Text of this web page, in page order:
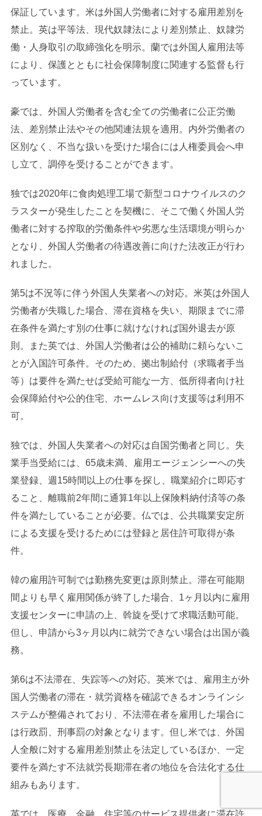
保証しています。米は外国人労働者に対する雇用差別を
禁止。英は平等法、現代奴隷法により差別禁止、奴隷労
働・人身取引の取締強化を明示。蘭では外国人雇用法等
により、保護とともに社会保障制度に関連する監督も行
っています。
豪では、外国人労働者を含む全ての労働者に公正労働
法、差別禁止法やその他関連法規を適用。内外労働者の
区別なく、不当な扱いを受けた場合には人権委員会へ申
し立て、調停を受けることができます。
独では2020年に食肉処理工場で新型コロナウイルスのク
ラスターが発生したことを契機に、そこで働く外国人労
働者に対する搾取的労働条件や劣悪な生活環境が明らか
となり、外国人労働者の待遇改善に向けた法改正が行わ
れました。
第5は不況等に伴う外国人失業者への対応。米英は外国人
労働者が失職した場合、滞在資格を失い、期限までに滞
在条件を満たす別の仕事に就けなければ国外退去が原
則。また英では、外国人労働者は公的補助に頼らないこ
とが入国許可条件。そのため、拠出制給付（求職者手当
等）は要件を満たせば受給可能な一方、低所得者向け社
会保障給付や公的住宅、ホームレス向け支援等は利用不
可。
独では、外国人失業者への対応は自国労働者と同じ。失
業手当受給には、65歳未満、雇用エージェンシーへの失
業登録、週15時間以上の仕事を探し、職業紹介に即応す
ること、離職前2年間に通算1年以上保険料納付済等の条
件を満たしていることが必要。仏では、公共職業安定所
による支援を受けるためには登録と居住許可取得が条
件。
韓の雇用許可制では勤務先変更は原則禁止。滞在可能期
間よりも早く雇用関係が終了した場合、1ヶ月以内に雇用
支援センターに申請の上、斡旋を受けて求職活動可能。
但し、申請から3ヶ月以内に就労できない場合は出国が義
務。
第6は不法滞在、失踪等への対応。英米では、雇用主が外
国人労働者の滞在・就労資格を確認できるオンラインシ
ステムが整備されており、不法滞在者を雇用した場合に
は行政罰、刑事罰の対象となります。但し米では、外国
人全般に対する雇用差別禁止を法定しているほか、一定
要件を満たす不法就労長期滞在者の地位を合法化する仕
組みもあります。
英では、医療、金融、住宅等のサービス提供者に滞在許